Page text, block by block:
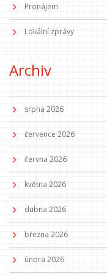
Pronájem
Lokální zprávy
Archiv
srpna 2026
července 2026
června 2026
května 2026
dubna 2026
března 2026
února 2026